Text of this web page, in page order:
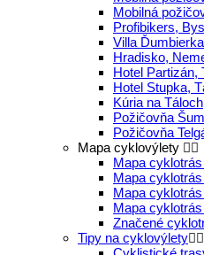
Mobilná
Profibikers,
Villa
Hradisko,
Hotel Partizán,
Hotel Stupka,
Kúria na Táloch
Požičovňa
Požičovňa
Mapa cyklovýlety
Mapa
Mapa
Mapa
Mapa
Značené
Tipy na cyklovýlety